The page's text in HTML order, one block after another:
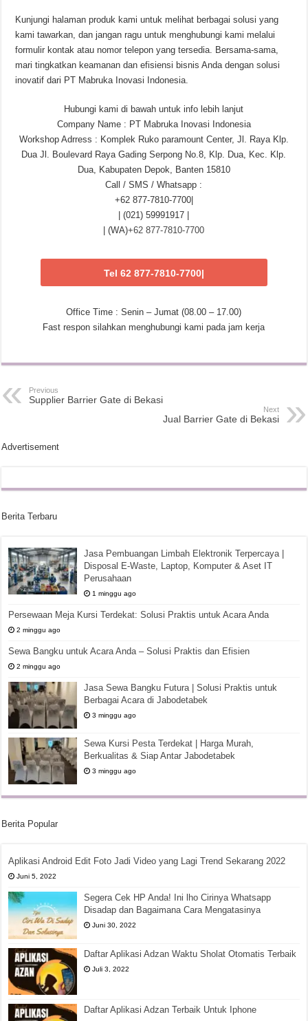
Kunjungi halaman produk kami untuk melihat berbagai solusi yang
kami tawarkan, dan jangan ragu untuk menghubungi kami melalui
formulir kontak atau nomor telepon yang tersedia. Bersama-sama,
mari tingkatkan keamanan dan efisiensi bisnis Anda dengan solusi
inovatif dari PT Mabruka Inovasi Indonesia.
Hubungi kami di bawah untuk info lebih lanjut
Company Name : PT Mabruka Inovasi Indonesia
Workshop Adrress : Komplek Ruko paramount Center, Jl. Raya Klp.
Dua Jl. Boulevard Raya Gading Serpong No.8, Klp. Dua, Kec. Klp.
Dua, Kabupaten Depok, Banten 15810
Call / SMS / Whatsapp :
+62 877-7810-7700|
| (021) 59991917 |
| (WA)+62 877-7810-7700
Tel 62 877-7810-7700|
Office Time : Senin – Jumat (08.00 – 17.00)
Fast respon silahkan menghubungi kami pada jam kerja
Previous
Supplier Barrier Gate di Bekasi
Next
Jual Barrier Gate di Bekasi
Advertisement
Berita Terbaru
Jasa Pembuangan Limbah Elektronik Terpercaya |
Disposal E-Waste, Laptop, Komputer & Aset IT
Perusahaan
1 minggu ago
Persewaan Meja Kursi Terdekat: Solusi Praktis untuk Acara Anda
2 minggu ago
Sewa Bangku untuk Acara Anda – Solusi Praktis dan Efisien
2 minggu ago
Jasa Sewa Bangku Futura | Solusi Praktis untuk
Berbagai Acara di Jabodetabek
3 minggu ago
Sewa Kursi Pesta Terdekat | Harga Murah,
Berkualitas & Siap Antar Jabodetabek
3 minggu ago
Berita Popular
Aplikasi Android Edit Foto Jadi Video yang Lagi Trend Sekarang 2022
Juni 5, 2022
Segera Cek HP Anda! Ini lho Cirinya Whatsapp
Disadap dan Bagaimana Cara Mengatasinya
Juni 30, 2022
Daftar Aplikasi Adzan Waktu Sholat Otomatis Terbaik
Juli 3, 2022
Daftar Aplikasi Adzan Terbaik Untuk Iphone